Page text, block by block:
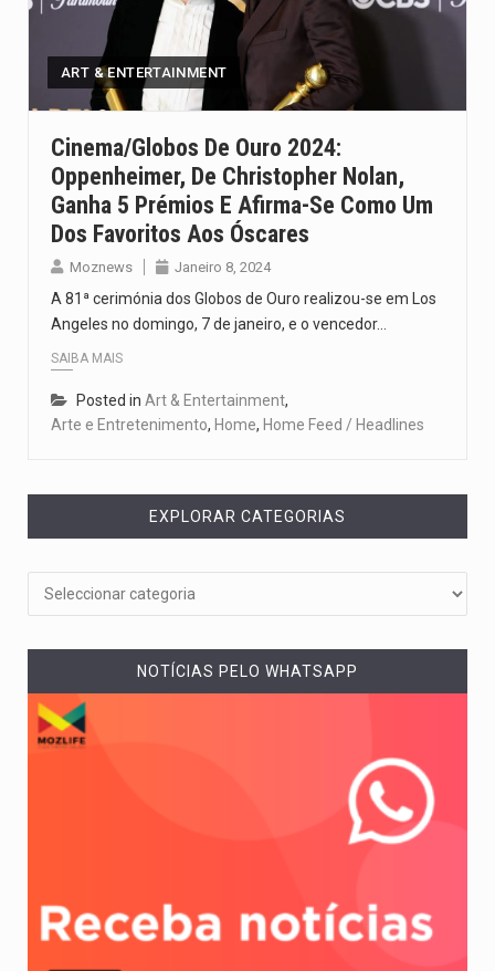
Segundo as autoridades canadianas, mais de 200 incêndios florestais continuam…
ART & ENTERTAINMENT
Cinema/Globos De Ouro 2024:
Oppenheimer, De Christopher Nolan,
Ganha 5 Prémios E Afirma-Se Como Um
Dos Favoritos Aos Óscares
Moznews Janeiro 8, 2024
A 81ª cerimónia dos Globos de Ouro realizou-se em Los
Angeles no domingo, 7 de janeiro, e o vencedor…
SAIBA MAIS
Posted in Art & Entertainment,
Arte e Entretenimento, Home, Home Feed / Headlines
EXPLORAR CATEGORIAS
NOTÍCIAS PELO WHATSAPP